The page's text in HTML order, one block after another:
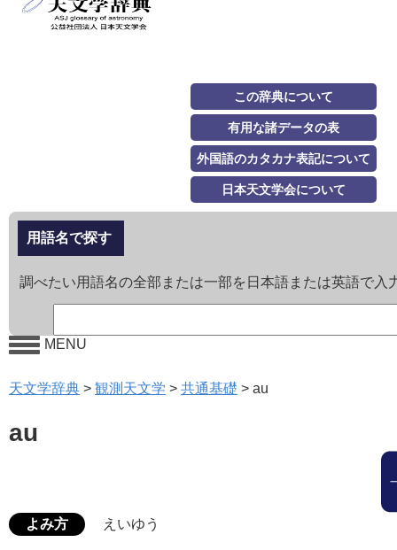
この辞典について
有用な諸データの表
外国語のカタカナ表記について
日本天文学会について
用語名で探す
調べたい用語名の全部または一部を日本語または英語で入
MENU
天文学辞典 > 観測天文学 > 共通基礎 > au
au
よみ方 えいゆう